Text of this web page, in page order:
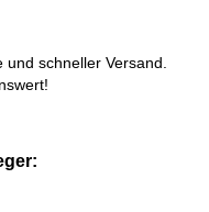
schneller Versand.